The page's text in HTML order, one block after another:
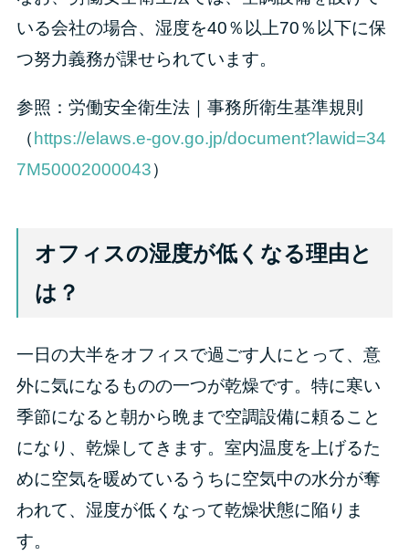
いる会社の場合、湿度を40％以上70％以下に保
つ努力義務が課せられています。
参照：労働安全衛生法｜事務所衛生基準規則
（https://elaws.e-gov.go.jp/document?lawid=34
7M50002000043）
オフィスの湿度が低くなる理由と
は？
一日の大半をオフィスで過ごす人にとって、意
外に気になるものの一つが乾燥です。特に寒い
季節になると朝から晩まで空調設備に頼ること
になり、乾燥してきます。室内温度を上げるた
めに空気を暖めているうちに空気中の水分が奪
われて、湿度が低くなって乾燥状態に陥りま
す。